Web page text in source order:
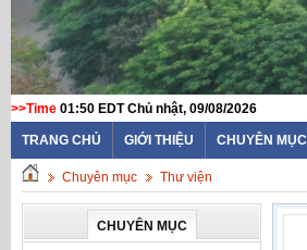
>>Time 01:50 EDT Chủ nhật, 09/08/2026
TRANG CHỦ GIỚI THIỆU CHUYÊN MỤC
Chuyên mục Thư viện
CHUYÊN MỤC